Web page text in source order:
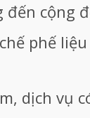
đến cộng
phế
dịch